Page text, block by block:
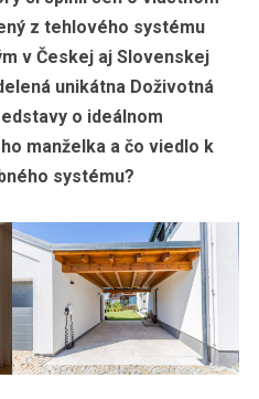
z tehlového systému
v Českej aj Slovenskej
unikátna Doživotná
o ideálnom
manželka a čo viedlo k
systému?